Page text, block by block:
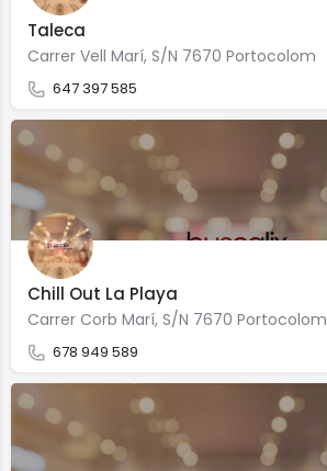
Taleca
Carrer Vell Marí, S/N 7670 Portocolom
647 397 585
Chill Out La Playa
Carrer Corb Marí, S/N 7670 Portocolom
678 949 589